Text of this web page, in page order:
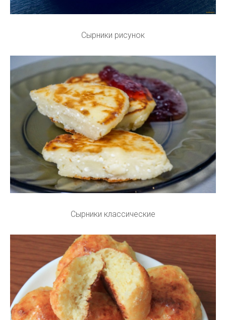
Сырники рисунок
Сырники классические